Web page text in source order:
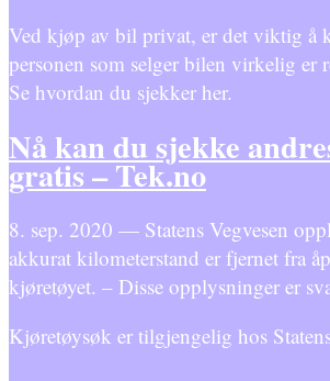
Ved kjøp av bil privat, er det viktig å
personen som selger bilen virkelig er
Se hvordan du sjekker her.
Nå kan du sjekke
gratis – Tek.no
8. sep. 2020 — Statens Vegvesen
akkurat kilometerstand er fjernet fra
kjøretøyet. – Disse opplysninger er
Kjøretøysøk er tilgjengelig hos